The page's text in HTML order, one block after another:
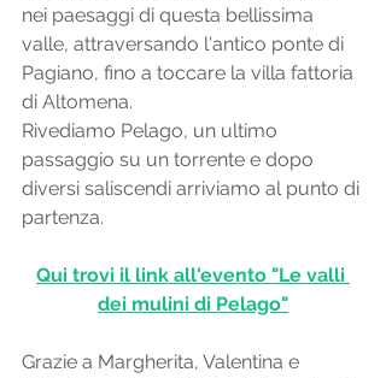
nei paesaggi di questa bellissima
valle, attraversando l'antico ponte di
Pagiano, fino a toccare la villa fattoria
di Altomena.
Rivediamo Pelago, un ultimo
passaggio su un torrente e dopo
diversi saliscendi arriviamo al punto di
partenza.
Qui trovi il link all'evento "Le valli
dei mulini di Pelago"
Grazie a Margherita, Valentina e